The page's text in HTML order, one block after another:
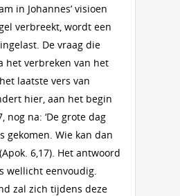
in Johannes’ visioen
verbreekt, wordt een
De vraag die
het verbreken van het
laatste vers van
hier, aan het begin
nog na: ‘De grote dag
gekomen. Wie kan dan
6,17). Het antwoord
wellicht eenvoudig.
zal zich tijdens deze